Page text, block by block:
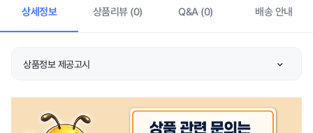
상세정보 상품리뷰 (0) Q&A (0) 배송 안내
상품정보 제공고시
품명 및 모델명 상품 상세설명 참조
KC 인증정보 상품 상세설명 참조